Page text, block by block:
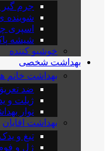
جرم گیر
اسپری
شیشه
خوشبو کننده
بهداشت شخصی
بهداشت خانم
ضد
ژیلت و
نوار
بهداشت اقایان
تیغ و
ژل و